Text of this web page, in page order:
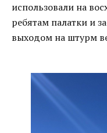
использовали на
ребятам палатки и
выходом на штурм